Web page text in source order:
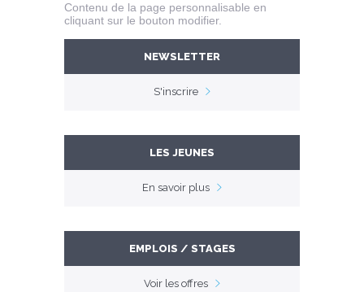
Contenu de la page personnalisable en
cliquant sur le bouton modifier.
NEWSLETTER
S'inscrire
LES JEUNES
En savoir plus
EMPLOIS / STAGES
Voir les offres